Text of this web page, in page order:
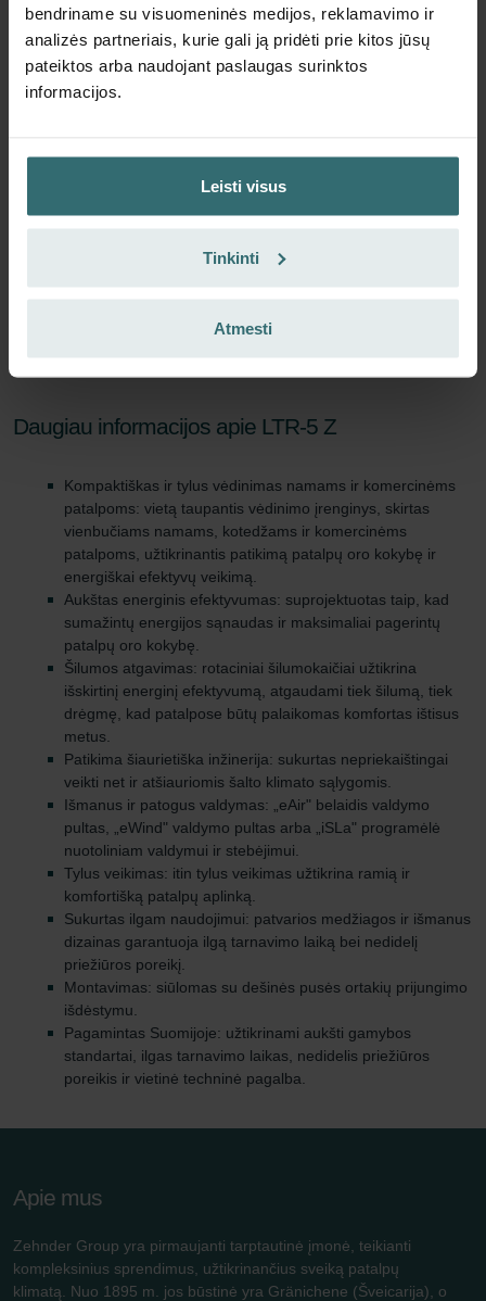
bendriname su visuomeninės medijos, reklamavimo ir
analizės partneriais, kurie gali ją pridėti prie kitos jūsų
pateiktos arba naudojant paslaugas surinktos
informacijos.
Leisti visus
Tinkinti
Atmesti
be pristatymo mokesčių
Įdėti į krepšelį
EUR
Daugiau informacijos apie LTR-5 Z
Kompaktiškas ir tylus vėdinimas namams ir komercinėms
patalpoms: vietą taupantis vėdinimo įrenginys, skirtas
vienbučiams namams, kotedžams ir komercinėms
patalpoms, užtikrinantis patikimą patalpų oro kokybę ir
energiškai efektyvų veikimą.
Aukštas energinis efektyvumas: suprojektuotas taip, kad
sumažintų energijos sąnaudas ir maksimaliai pagerintų
patalpų oro kokybę.
Šilumos atgavimas: rotaciniai šilumokaičiai užtikrina
išskirtinį energinį efektyvumą, atgaudami tiek šilumą, tiek
drėgmę, kad patalpose būtų palaikomas komfortas ištisus
metus.
Patikima šiaurietiška inžinerija: sukurtas nepriekaištingai
veikti net ir atšiauriomis šalto klimato sąlygomis.
Išmanus ir patogus valdymas: „eAir" belaidis valdymo
pultas, „eWind" valdymo pultas arba „iSLa" programėlė
nuotoliniam valdymui ir stebėjimui.
Tylus veikimas: itin tylus veikimas užtikrina ramią ir
komfortišką patalpų aplinką.
Sukurtas ilgam naudojimui: patvarios medžiagos ir išmanus
dizainas garantuoja ilgą tarnavimo laiką bei nedidelį
priežiūros poreikį.
Montavimas: siūlomas su dešinės pusės ortakių prijungimo
išdėstymu.
Pagamintas Suomijoje: užtikrinami aukšti gamybos
standartai, ilgas tarnavimo laikas, nedidelis priežiūros
poreikis ir vietinė techninė pagalba.
Apie mus
Zehnder Group yra pirmaujanti tarptautinė įmonė, teikianti
kompleksinius sprendimus, užtikrinančius sveiką patalpų
klimatą. Nuo 1895 m. jos būstinė yra Gränichene (Šveicarija), o